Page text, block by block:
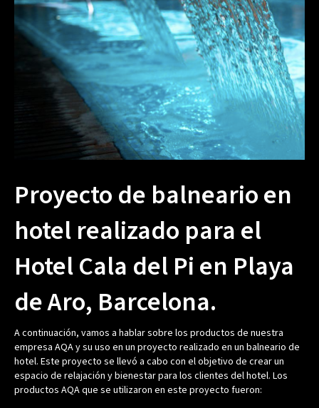
Proyecto de balneario en
hotel realizado para el
Hotel Cala del Pi en Playa
de Aro, Barcelona.
A continuación, vamos a hablar sobre los productos de nuestra
empresa AQA y su uso en un proyecto realizado en un balneario de
hotel. Este proyecto se llevó a cabo con el objetivo de crear un
espacio de relajación y bienestar para los clientes del hotel. Los
productos AQA que se utilizaron en este proyecto fueron: